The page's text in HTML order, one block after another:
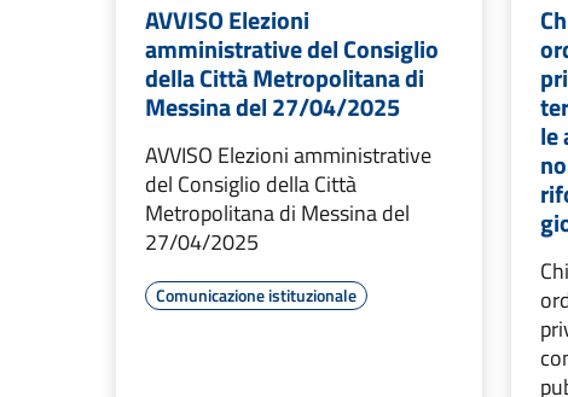
AVVISO Elezioni
amministrative del Consiglio
della Città Metropolitana di
Messina del 27/04/2025
AVVISO Elezioni amministrative
del Consiglio della Città
Metropolitana di Messina del
27/04/2025
Comunicazione istituzionale
le